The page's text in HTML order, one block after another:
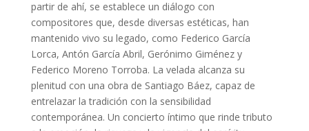
partir de ahí, se establece un diálogo con
compositores que, desde diversas estéticas, han
mantenido vivo su legado, como Federico García
Lorca, Antón García Abril, Gerónimo Giménez y
Federico Moreno Torroba. La velada alcanza su
plenitud con una obra de Santiago Báez, capaz de
entrelazar la tradición con la sensibilidad
contemporánea. Un concierto íntimo que rinde tributo